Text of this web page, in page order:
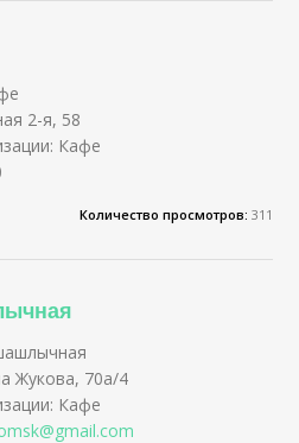
2-я, 58
Кафе
Количество просмотров: 311
Жукова, 70а/4
Кафе